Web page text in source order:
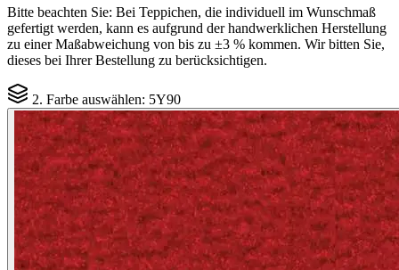
Bitte beachten Sie: Bei Teppichen, die individuell im Wunschmaß
gefertigt werden, kann es aufgrund der handwerklichen Herstellung
zu einer Maßabweichung von bis zu ±3 % kommen. Wir bitten Sie,
dieses bei Ihrer Bestellung zu berücksichtigen.
2. Farbe auswählen: 5Y90